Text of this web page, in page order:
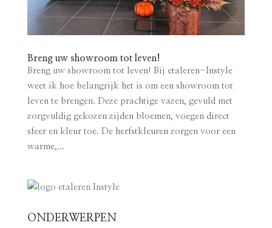
Breng uw showroom tot leven!
Breng uw showroom tot leven! Bij etaleren-Instyle
weet ik hoe belangrijk het is om een showroom tot
leven te brengen. Deze prachtige vazen, gevuld met
zorgvuldig gekozen zijden bloemen, voegen direct
sfeer en kleur toe. De herfstkleuren zorgen voor een
warme,...
ONDERWERPEN